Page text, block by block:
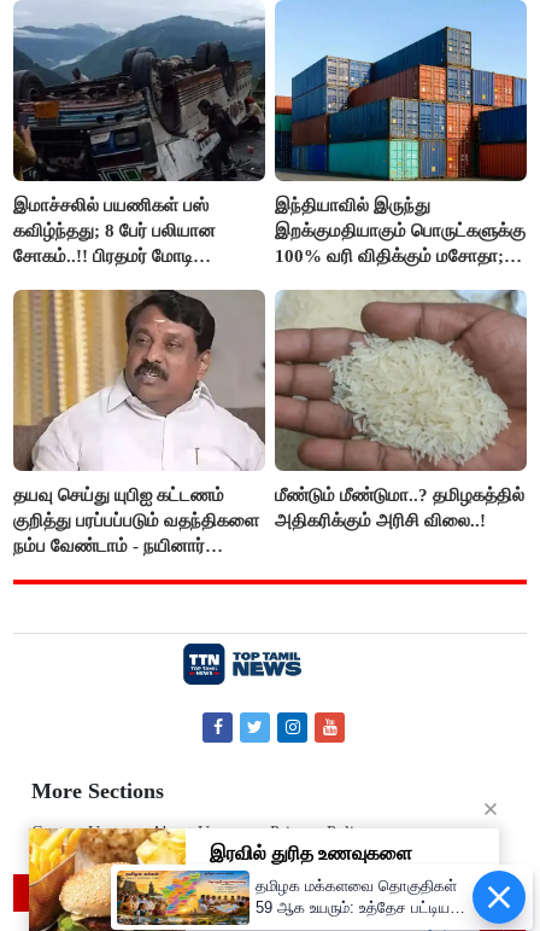
இமாச்சலில் பயணிகள் பஸ்
கவிழ்ந்தது; 8 பேர் பலியான
சோகம்..!! பிரதமர் மோடி
இந்தியாவில் இருந்து
இறக்குமதியாகும் பொருட்களுக்கு
100% வரி விதிக்கும் மசோதா;
தயவு செய்து யுபிஐ கட்டணம்
குறித்து பரப்பப்படும் வதந்திகளை
நம்ப வேண்டாம் - நயினார்
மீண்டும் மீண்டுமா..? தமிழகத்தில்
அதிகரிக்கும் அரிசி விலை..!
More Sections
Contact Us About Us Privacy Policy
© 2019 Top Tamil News
தமிழக மக்களவை தொகுதிகள்
59 ஆக உயரும்: உத்தேச பட்டியல்